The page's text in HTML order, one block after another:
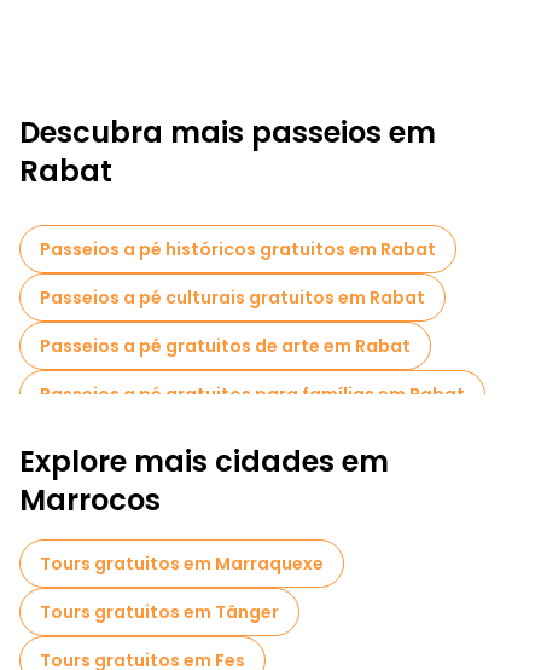
Descubra mais passeios em
Rabat
Passeios a pé históricos gratuitos em Rabat
Passeios a pé culturais gratuitos em Rabat
Passeios a pé gratuitos de arte em Rabat
Passeios a pé gratuitos para famílias em Rabat
Atividades esportivas em Rabat
Passeios fotográficos em Rabat
Visitas ao mercado em Rabat
Visitas de degustação locais em Rabat
Passeios gratuitos de um dia em Rabat
Explore mais cidades em
Marrocos
Tours gratuitos em Marraquexe
Tours gratuitos em Tânger
Tours gratuitos em Fes